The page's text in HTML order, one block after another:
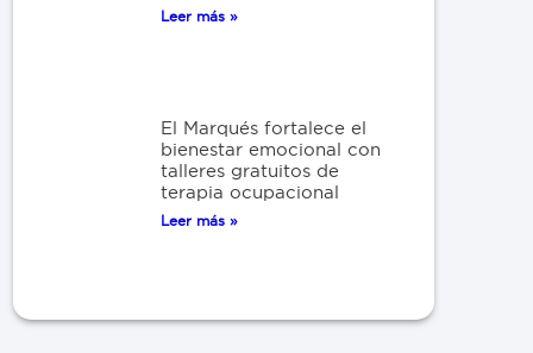
Leer más »
El Marqués fortalece el
bienestar emocional con
talleres gratuitos de
terapia ocupacional
Leer más »